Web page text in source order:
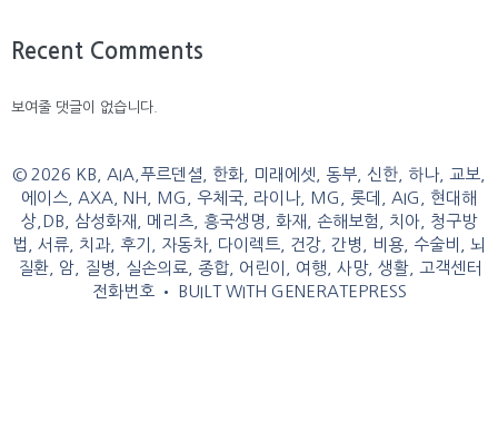
Recent Comments
보여줄 댓글이 없습니다.
© 2026 KB, AIA,푸르덴셜, 한화, 미래에셋, 동부, 신한, 하나, 교보,
에이스, AXA, NH, MG, 우체국, 라이나, MG, 롯데, AIG, 현대해
상,DB, 삼성화재, 메리츠, 흥국생명, 화재, 손해보험, 치아, 청구방
법, 서류, 치과, 후기, 자동차, 다이렉트, 건강, 간병, 비용, 수술비, 뇌
질환, 암, 질병, 실손의료, 종합, 어린이, 여행, 사망, 생활, 고객센터
전화번호 • BUILT WITH GENERATEPRESS